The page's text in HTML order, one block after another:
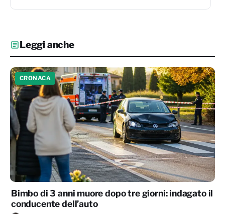
Leggi anche
CRONACA
Bimbo di 3 anni muore dopo tre giorni: indagato il
conducente dell’auto